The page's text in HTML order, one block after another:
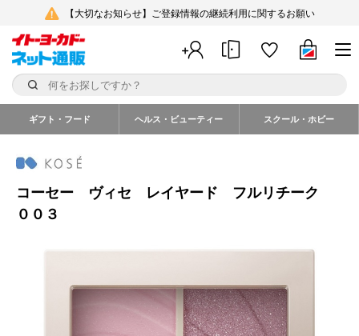
【大切なお知らせ】ご登録情報の継続利用に関するお願い
ギフト・フード ヘルス・ビューティー スクール・ホビー
コーセー ヴィセ レイヤード フルリチーク
００３